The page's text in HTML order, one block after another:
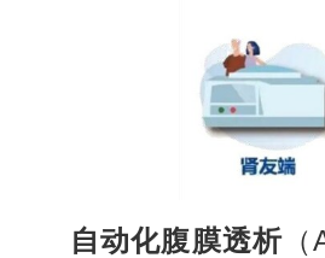
自动化腹膜透析（